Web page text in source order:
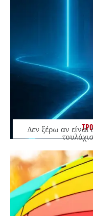
Δεν ξέρω αν